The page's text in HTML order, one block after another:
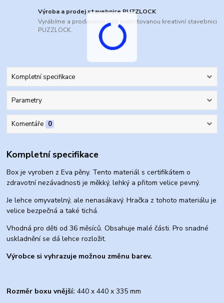
Výroba a prodej stavebnice PUZZLOCK
Vyrábíme a prodáváme naši patentovanou kreativní stavebnici
PUZZLOCK.
Kompletní specifikace
Parametry
Komentáře 0
Kompletní specifikace
Box je vyroben z Eva pěny. Tento materiál s certifikátem o
zdravotní nezávadnosti je měkký, lehký a přitom velice pevný.
Je lehce omyvatelný, ale nenasákavý. Hračka z tohoto materiálu je
velice bezpečná a také tichá.
Vhodná pro děti od 36 měsíců. Obsahuje malé části. Pro snadné
uskladnění se dá lehce rozložit.
Výrobce si vyhrazuje možnou změnu barev.
Rozměr boxu vnější: 440 x 440 x 335 mm